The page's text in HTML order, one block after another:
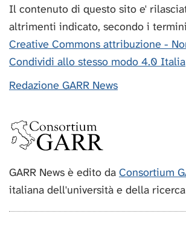
Il contenuto di questo sito e'
altrimenti indicato, secondo i
Creative Commons attribuzione -
Condividi allo stesso modo 4.0 Italia
Redazione GARR News
GARR News è edito da Consortium
italiana dell'università e della ricerca